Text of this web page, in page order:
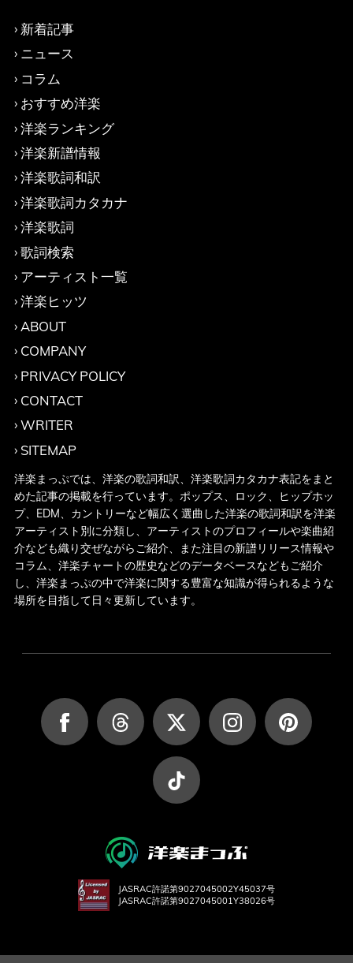
新着記事
ニュース
コラム
おすすめ洋楽
洋楽ランキング
洋楽新譜情報
洋楽歌詞和訳
洋楽歌詞カタカナ
洋楽歌詞
歌詞検索
アーティスト一覧
洋楽ヒッツ
ABOUT
COMPANY
PRIVACY POLICY
CONTACT
WRITER
SITEMAP
洋楽まっぷでは、洋楽の歌詞和訳、洋楽歌詞カタカナ表記をまと
めた記事の掲載を行っています。ポップス、ロック、ヒップホッ
プ、EDM、カントリーなど幅広く選曲した洋楽の歌詞和訳を洋楽
アーティスト別に分類し、アーティストのプロフィールや楽曲紹
介なども織り交ぜながらご紹介、また注目の新譜リリース情報や
コラム、洋楽チャートの歴史などのデータベースなどもご紹介
し、洋楽まっぷの中で洋楽に関する豊富な知識が得られるような
場所を目指して日々更新しています。
JASRAC許諾第9027045002Y45037号
JASRAC許諾第9027045001Y38026号